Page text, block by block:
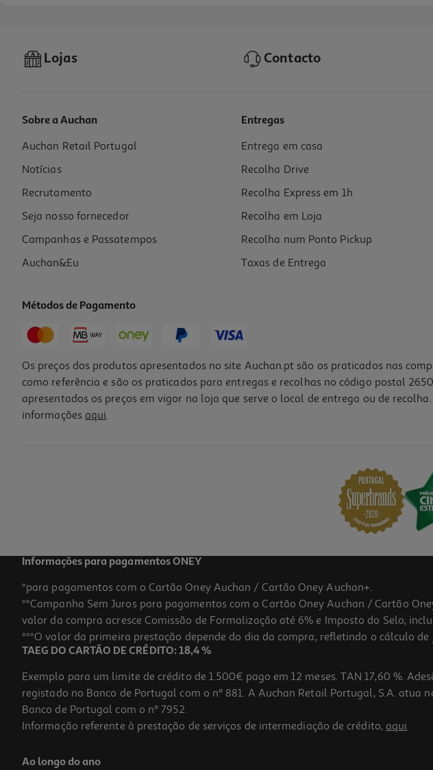
Caçarola De Indução Com Tampa Actuel 24cm
31.99 €/un
31,99 €
28.99 €/un
Lojas Contacto
Sobre a Auchan
Auchan Retail Portugal
Notícias
Recrutamento
Seja nosso fornecedor
Campanhas e Passatempos
Auchan&Eu
Entregas
Entrega em casa
Recolha Drive
Recolha Express em 1h
Recolha em Loja
Recolha num Ponto Pickup
Taxas de Entrega
Métodos de Pagamento
Os preços dos produtos apresentados no site Auchan.pt são os praticados nas
como referência e são os praticados para entregas e recolhas no código postal
apresentados os preços em vigor na loja que serve o local de entrega ou de
informações aqui.
Informações para pagamentos ONEY
*para pagamentos com o Cartão Oney Auchan / Cartão Oney Auchan+.
**Campanha Sem Juros para pagamentos com o Cartão Oney Auchan / Cartão
valor da compra acresce Comissão de Formalização até 6% e Imposto do Selo,
***O valor da primeira prestação depende do dia da compra, refletindo o cálculo
TAEG DO CARTÃO DE CRÉDITO: 18,4 %
Exemplo para um limite de crédito de 1.500€ pago em 12 meses. TAN 17,60 %.
registado no Banco de Portugal com o nº 881. A Auchan Retail Portugal, S.A.
Banco de Portugal com o nº 7952.
Informação referente à prestação de serviços de intermediação de crédito, aqui.
Ao longo do ano